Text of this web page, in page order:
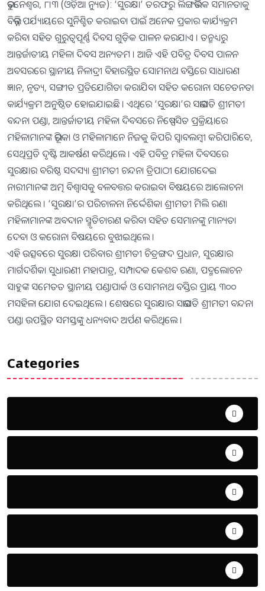
ଭୁବନେଶ୍ୱର, ୮।୩ (ଓଡ଼ିଆ ନ୍ୟୁଜ): ‘ସୁରକ୍ଷା’ ତରଫରୁ ଲିଙ୍ଗଭିିତ୍ତିକ ସମାନତାକୁ
ବିଭିନ୍ନ ପର୍ଯ୍ୟାୟରେ ସୁନିଶ୍ଚିତ କରାଇବା ପାଇଁ ଅନେକ ପ୍ରକାର କାର୍ଯ୍ୟକ୍ରମ
କରିବା ସହିତ ଗୁରୁତ୍ୱପୂର୍ଣ୍ଣ ଦିବସ ଗୁଡ଼ିକ ପାଳନ କରଯାଏ । ତନ୍ମଧ୍ୟରୁ
ଆନ୍ତର୍ଜାତୀୟ ମହିଳା ଦିବସ ଅନ୍ୟତମ । ଆଜି ଏହି ପବିତ୍ର ଦିବସ ପାଳନ
ଅବସରରେ ସ୍ଥାନୀୟ ନିଳାଦ୍ରୀ ବିହାରସ୍ଥିତ ସୋମନାଥ ବସ୍ତିରେ ସାଧାରଣ
ଜ୍ଞାନ, ନୃତ୍ୟ, ସଙ୍ଗୀତ ପ୍ରତିଯୋଗିତା କରାଯିବା ସହିତ କରୋନା ସଚେତନତା
କାର୍ଯ୍ୟକ୍ରମ ଅନୁଷ୍ଠିତ ହୋଇଯାଇଛି । ଏଥିରେ ‘ସୁରକ୍ଷା’ର ସଭାପତି ଶ୍ରୀମତୀ
ବନ୍ଦନା ପଣ୍ଡା, ଆନ୍ତର୍ଜାତୀୟ ମହିଳା ଦିବସରେ ନିଷ୍ପେସିତ ପ୍ରକ୍ରିୟାରେ
ମହିଳାମାନଙ୍କ ଭୂମିକା ଓ ମହିଳାମାନେ ନିଜକୁ କିପରି ସ୍ୱାବଲମ୍ବୀ କରିପାରିବେ,
ସେଥିପ୍ରତି ଦୃଷ୍ଟି ଆକର୍ଷଣ କରିଥିଲେ । ଏହି ପବିତ୍ର ମହିଳା ଦିବସରେ
ସୁରକ୍ଷାର ବରିଷ୍ଠ ସଦସ୍ୟା ଶ୍ରୀମତୀ ଚନ୍ଦନା ତ୍ରିପାଠୀ ଯୋଗଦେଇ
ନାରୀମାନଙ୍କ ଅତ୍ମ ବିଶ୍ୱାସକୁ ବଳବତ୍ତର କରାଇବା ବିଷୟରେ ଆଲୋଚନା
କରିଥିଲେ । ‘ସୁରକ୍ଷା’ର ପରିଚାଳନା ନିର୍ଦ୍ଦେଶିକା ଶ୍ରୀମତୀ ମିଲି ରଣା
ମହିଳାମାନଙ୍କ ଅବଦାନ ସ୍ମୃତିଚାରଣ କରିବା ସହିତ ସେମାନଙ୍କୁ ମାନ୍ୟତା
ଦେବା ଓ କରୋନା ବିଷୟରେ ବୁଝାଇଥିଲେ ।
ଏହି ଉତ୍ସବରେ ସୁରକ୍ଷା ପରିବାର ଶ୍ରୀମତୀ ଚିତ୍ରଙ୍ଗଦ ପ୍ରଧାନ, ସୁରକ୍ଷାର
ମାର୍ଗଦର୍ଶିକା ସୁଧାରଣୀ ମହାପାତ୍ର, ସମ୍ପାଦକ କେଶବ ରଣା, ପଦ୍ମଲୋଚନ
ସାହୁଙ୍କ ସମେତତ ସ୍ଥାନୀୟ ପଣ୍ଡାପାର୍କ ଓ ସୋମନାଥ ବସ୍ତିର ପ୍ରାୟ ୩୦୦
ମସହିଳା ଯୋଗ ଦେଇଥିଲେ । ଶେଷରେ ସୁରକ୍ଷାର ସଭାପତି ଶ୍ରୀମତୀ ବନ୍ଦନା
ପଣ୍ଡା ଉପସ୍ଥିତ ସମସ୍ତଙ୍କୁ ଧନ୍ୟବାଦ ଅର୍ପଣ କରିଥିଲେ ।
Categories